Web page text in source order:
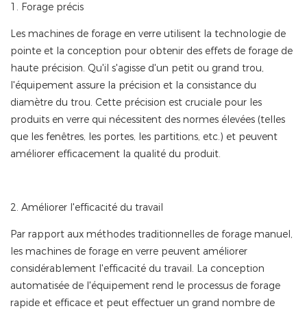
1. Forage précis
Les machines de forage en verre utilisent la technologie de
pointe et la conception pour obtenir des effets de forage de
haute précision. Qu'il s'agisse d'un petit ou grand trou,
l'équipement assure la précision et la consistance du
diamètre du trou. Cette précision est cruciale pour les
produits en verre qui nécessitent des normes élevées (telles
que les fenêtres, les portes, les partitions, etc.) et peuvent
améliorer efficacement la qualité du produit.
2. Améliorer l'efficacité du travail
Par rapport aux méthodes traditionnelles de forage manuel,
les machines de forage en verre peuvent améliorer
considérablement l'efficacité du travail. La conception
automatisée de l'équipement rend le processus de forage
rapide et efficace et peut effectuer un grand nombre de